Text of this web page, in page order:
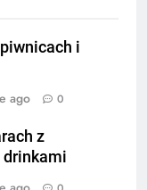
i
ago 0
z